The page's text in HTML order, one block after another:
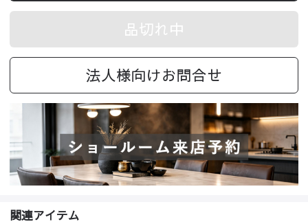
品切れ中
法人様向けお問合せ
関連アイテム